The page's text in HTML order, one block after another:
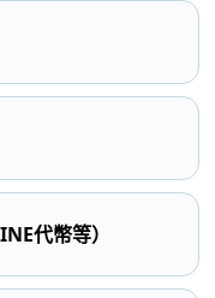
代幣等）